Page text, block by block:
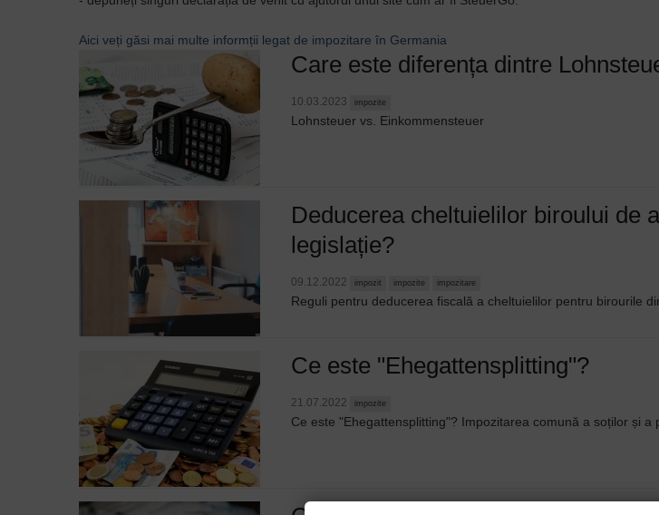
Aici veți găsi mai multe informții legat de impozitare în Germania
Care este diferența dintre
10.03.2023 impozite
Lohnsteuer vs. Einkommensteuer
Deducerea cheltuielilor biroului de
legislație?
09.12.2022 impozit impozite impozitare
Reguli pentru deducerea fiscală a cheltuielilor pentru birourile
Ce este "Ehegattensplitting"?
21.07.2022 impozite
Ce este "Ehegattensplitting"? Impozitarea comună a soților și